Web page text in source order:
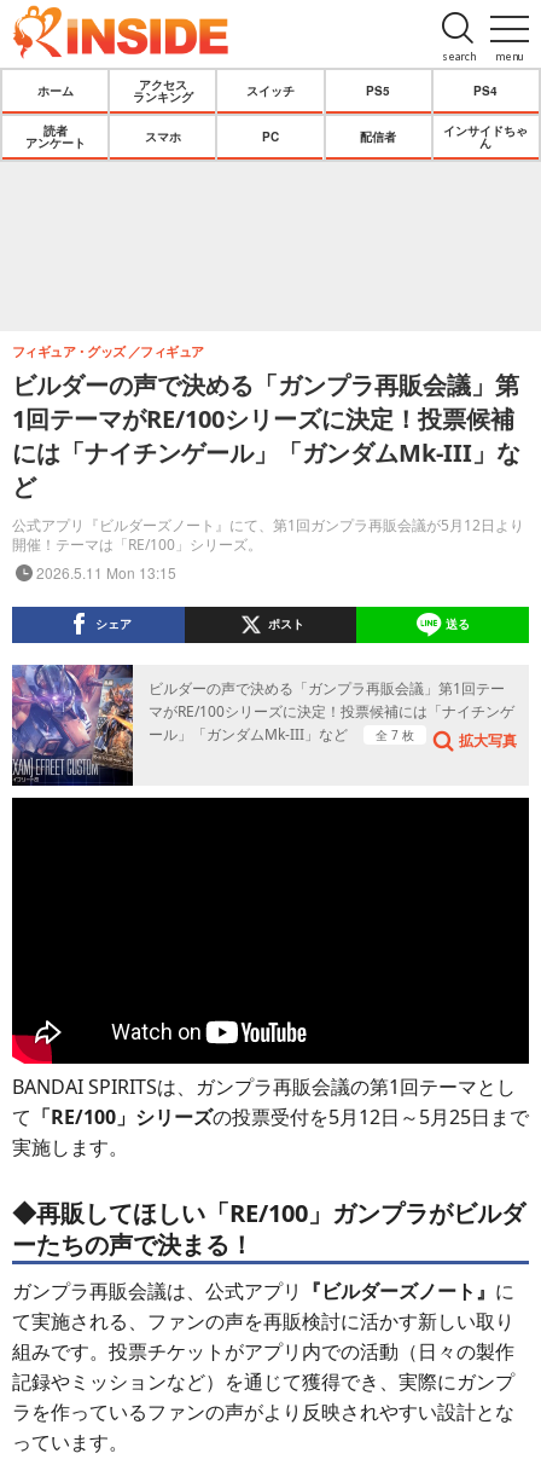
menu
search
ホーム
アクセス
ランキング
スイッチ PS5 PS4
読者
アンケート
スマホ PC 配信者
インサイドちゃ
ん
ビルダーの声で決める「ガンプラ再販会議」第
1回テーマがRE/100シリーズに決定！投票候補
には「ナイチンゲール」「ガンダムMk-III」な
ど
公式アプリ『ビルダーズノート』にて、第1回ガンプラ再販会議が5月12日より
開催！テーマは「RE/100」シリーズ。
フィギュア・グッズ フィギュア
2026.5.11 Mon 13:15
シェア ポスト 送る
ビルダーの声で決める「ガンプラ再販会議」第1回テー
マがRE/100シリーズに決定！投票候補には「ナイチンゲ
ール」「ガンダムMk-III」など
全 7 枚 拡大写真
BANDAI SPIRITSは、ガンプラ再販会議の第1回テーマとし
て 「RE/100」シリーズの投票受付を5月12日～5月25日まで
実施します。
◆再販してほしい「RE/100」ガンプラがビルダ
ーたちの声で決まる！
ガンプラ再販会議は、公式アプリ 『ビルダーズノート』 に
て実施される、ファンの声を再販検討に活かす新しい取り
組みです。投票チケットがアプリ内での活動（日々の製作
記録やミッションなど）を通じて獲得でき、実際にガンプ
ラを作っているファンの声がより反映されやすい設計とな
っています。